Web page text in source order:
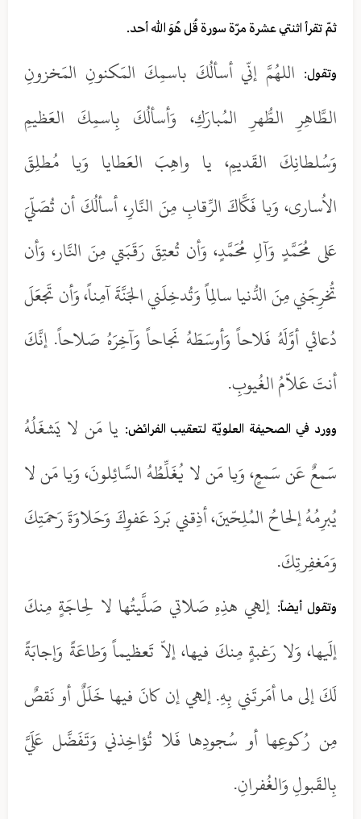
ثمّ تقرأ اثنتي عشرة مرّة سورة قُل هُوَ الله أحد.
وتقول:
اللهُمَّ إنّي أسألُكَ باسمِكَ المَكنونِ المَخزونِ
الطَّاهِرِ الطُّهرِ المُبارَكِ، وَأسألُكَ بِاسمِكَ العَظيمِ
وَسُلطانِكَ القَديمِ، يا واهِبَ العَطايا وَيا مُطلِقَ
الاُسارى، وَيا فَكَّاكَ الرِّقابِ مِنَ النَّارِ، أسألُكَ أن تُصَلّيَ
عَلى مُحَمَّدٍ وَآلِ مُحَمَّدٍ، وَأن تُعتِقَ رَقَبَتي مِنَ النَّار، وَأن
تُخرِجَني مِنَ الدُّنيا سالِماً وَتُدخِلَني الجَنَّةَ آمِناً، وَأن تَجعَلَ
دُعائي أوَّلَهُ فَلاحاً وَأوسَطَهُ نَجاحاً وَآخِرَهُ صَلاحاً. إنَّكَ
أنتَ عَلاّمُ الغُيوبِ.
وورد في الصحيفة العلويّة لتعقيب الفرائض: يا مَن لا يَشغَلُهُ
سَمعٌ عَن سَمعٍ، وَيا مَن لا يُغَلِّطُهُ السَّائِلونَ، وَيا مَن لا
يُبرِمُهُ إلحاحُ المُلِحّينَ، أذِقني بَردَ عَفوِكَ وَحَلاوَةَ رَحمَتِكَ
وَمَغفِرتِكَ.
وتقول أيضاً: إلهي هذِهِ صَلاتي صَلَّيتُها لا لِحاجَةٍ مِنكَ
إلَيها، وَلا رَغبةٍ مِنكَ فيها، إلاّ تَعظيماً وَطاعَةً وَإجابَةً
لَكَ إلى ما أمَرتَني بِهِ. إلهي إن كانَ فيها خَلَلٌ أو نَقصٌ
مِن رُكوعِها أو سُجودِها فَلا تُؤاخِذني وَتَفَضَّل عَلَيَّ
بِالقَبولِ وَالغُفرانِ.